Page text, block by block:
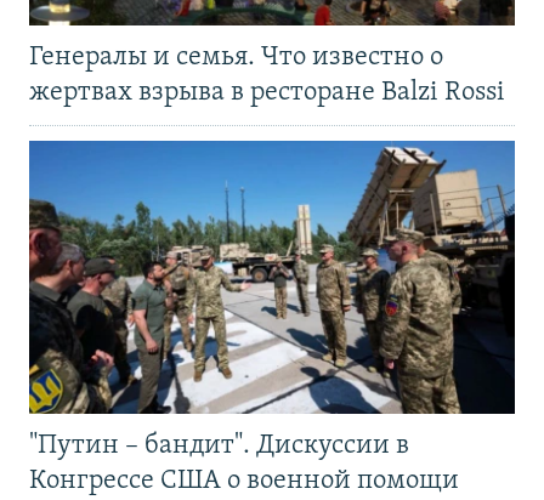
Генералы и семья. Что известно о
жертвах взрыва в ресторане Balzi Rossi
"Путин – бандит". Дискуссии в
Конгрессе США о военной помощи